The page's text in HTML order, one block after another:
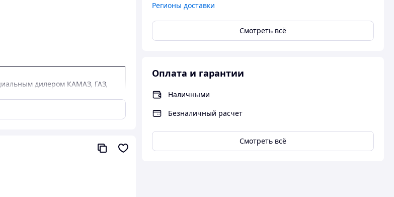
Регионы доставки
Смотреть всё
Оплата и гарантии
Наличными
Безналичный расчет
Смотреть всё
дилером КАМАЗ, ГАЗ,